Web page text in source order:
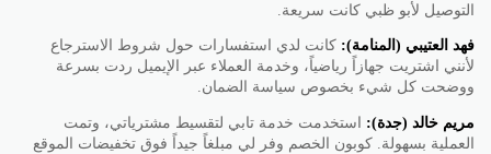
التوصيل لأبو ظبي كانت سريعة.
فهد العتيبي (المنامة): كانت لدي استفسارات حول شروط الاسترجاع
لأنني اشتريت جهازاً رياضياً، وخدمة العملاء عبر الإيميل ردت بسرعة
ووضحت كل شيء بخصوص سياسة الضمان.
مريم خالد (جدة): استخدمت خدمة تابي لتقسيط مشترياتي، وتمت
العملية بسهولة. كوبون الخصم وفر لي مبلغاً جيداً فوق تخفيضات الموقع